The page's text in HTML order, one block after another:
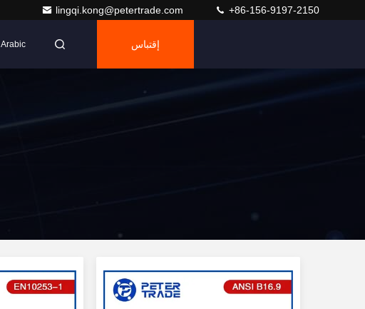
lingqi.kong@petertrade.com +86-156-9197-2150
Arabic إقتباس